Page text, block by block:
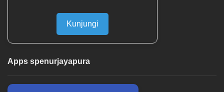
Kunjungi
Apps spenurjayapura